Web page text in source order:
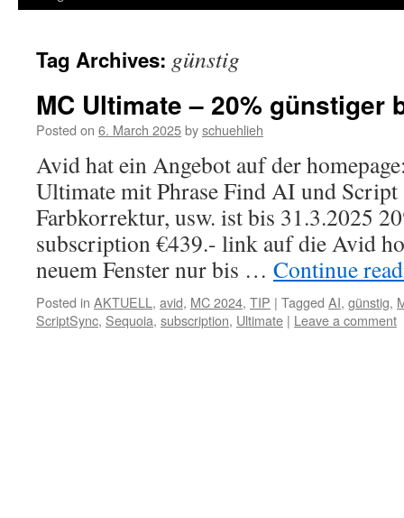
Tag Archives: günstig
MC Ultimate – 20% günstiger
Posted on 6. March 2025byschuehlieh
Avid hat ein Angebot auf der
Ultimate mit Phrase Find AI und
Farbkorrektur, usw. ist bis 31.3.2025
subscription €439.- link auf die Avid
neuem Fenster nur bis … Continue
Posted in AKTUELL , avid, MC 2024, TIP | Tagged AI, günstig,
ScriptSync, Sequoia, subscription, Ultimate | Leave a comment